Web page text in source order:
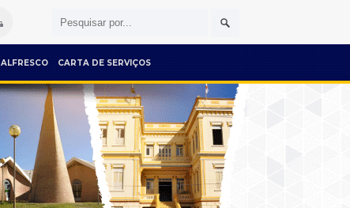
ALFRESCO CARTA DE SERVIÇOS